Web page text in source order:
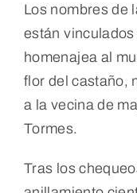
Los nombres de
están
homenajea al
flor del castaño,
a la vecina de
Tormes.
Tras los